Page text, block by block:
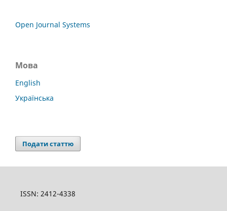
Open Journal Systems
Мова
English
Українська
Подати статтю
ISSN: 2412-4338